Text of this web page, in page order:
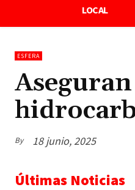
LOCAL
ESFERA
By 18 junio, 2025
Últimas Noticias